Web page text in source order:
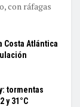
con ráfagas
Costa Atlántica
tormentas
y 31°C